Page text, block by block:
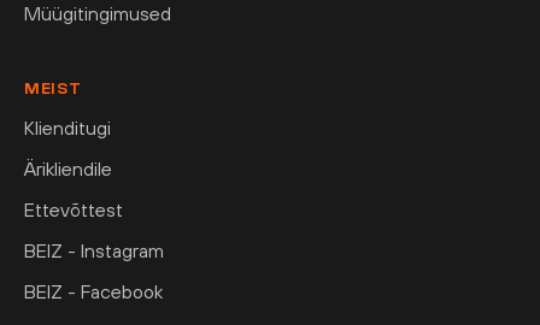
Müügitingimused
MEIST
Klienditugi
Ärikliendile
Ettevõttest
BEIZ - Instagram
BEIZ - Facebook